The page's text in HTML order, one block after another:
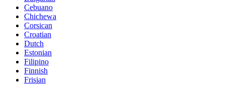
Cebuano
Chichewa
Corsican
Croatian
Dutch
Estonian
Filipino
Finnish
Frisian